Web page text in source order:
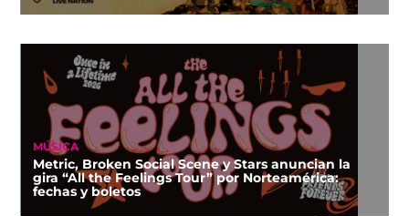
MÚSICA
Metric, Broken Social Scene y Stars anuncian la
gira “All the Feelings Tour” por Norteamérica:
fechas y boletos